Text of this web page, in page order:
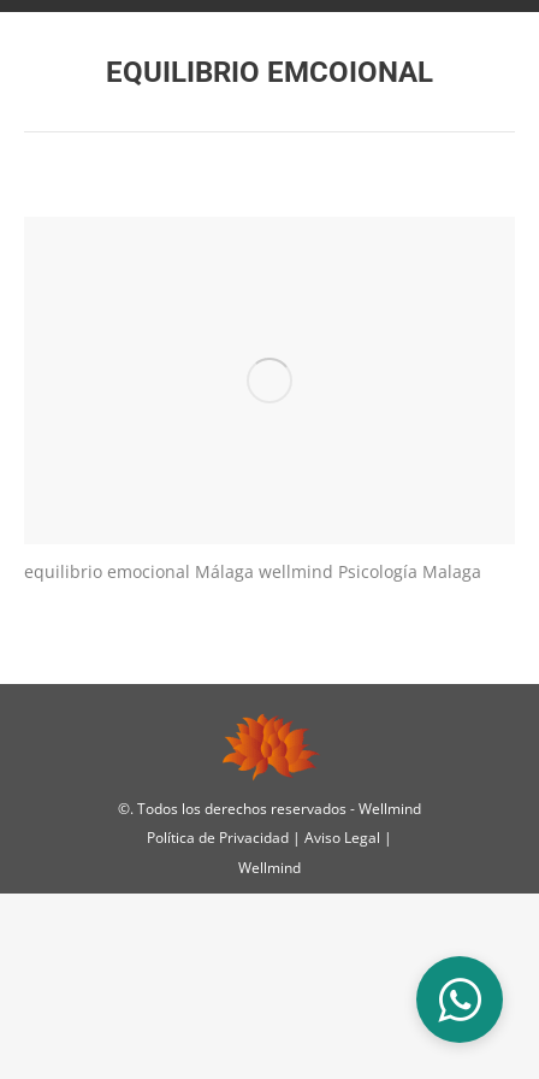
EQUILIBRIO EMCOIONAL
equilibrio emocional Málaga wellmind Psicología Malaga
©. Todos los derechos reservados - Wellmind
Política de Privacidad | Aviso Legal |
Wellmind